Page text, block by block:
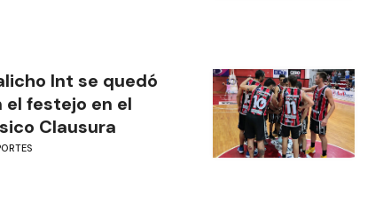
Int se quedó
el festejo en el
Clausura